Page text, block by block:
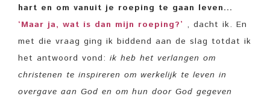
hart en om vanuit je roeping te gaan leven…
‘Maar ja, wat ís dan mijn roeping?’ , dacht ik. En
met die vraag ging ik biddend aan de slag totdat ik
het antwoord vond: ik heb het verlangen om
christenen te inspireren om werkelijk te leven in
overgave aan God en om hun door God gegeven